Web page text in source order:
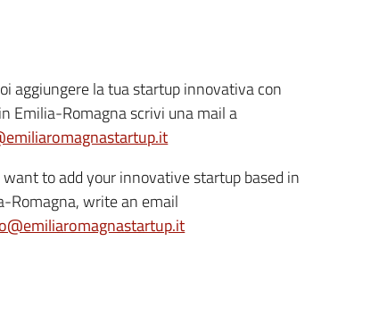
aggiungere la tua startup innovativa con
Emilia-Romagna scrivi una mail a
want to add your innovative startup based in
Romagna, write an email